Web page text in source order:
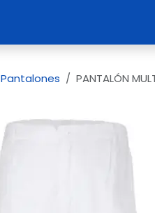
Pantalones PANTALÓN